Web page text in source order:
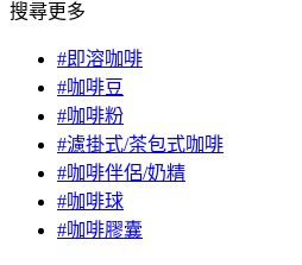
搜尋更多
#即溶咖啡
#咖啡豆
#咖啡粉
#濾掛式/茶包式咖啡
#咖啡伴侶/奶精
#咖啡球
#咖啡膠囊